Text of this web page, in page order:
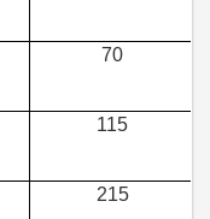
70
115
215